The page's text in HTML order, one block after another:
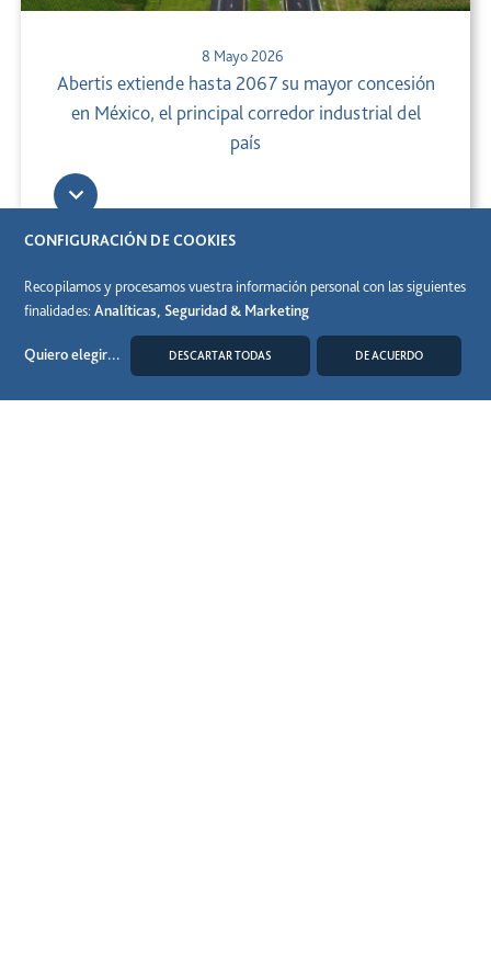
Abertis extiende hasta 2067 su mayor concesión
en México, el principal corredor industrial del
país
8 Mayo 2026
CONFIGURACIÓN DE COOKIES
Recopilamos y procesamos vuestra información personal con las siguientes
finalidades: Analíticas, Seguridad & Marketing
Quiero elegir... DESCARTAR TODAS DE ACUERDO